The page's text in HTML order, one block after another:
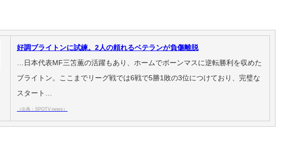
好調ブライトンに試練。2人の頼れるベテランが負傷離脱
…日本代表MF三笘薫の活躍もあり、ホームでボーンマスに逆転勝利を収めた
ブライトン。ここまでリーグ戦では6戦で5勝1敗の3位につけており、完璧な
スタート…
（出典：SPOTV news）